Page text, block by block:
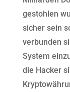
gestohlen
sicher sein
verbunden
System
die Hacker